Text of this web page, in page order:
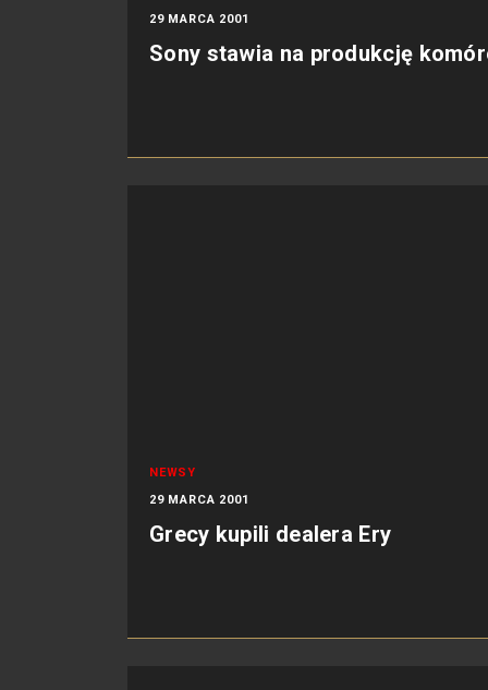
29 MARCA 2001
Sony stawia na produkcję
NEWSY
29 MARCA 2001
Grecy kupili dealera Ery